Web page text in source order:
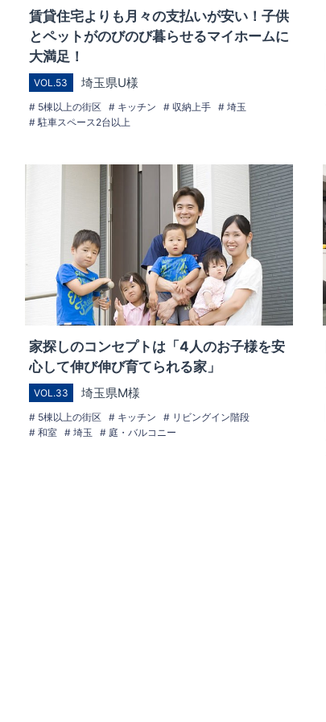
賃貸住宅よりも月々の支払いが安い！子供
とペットがのびのび暮らせるマイホームに
大満足！
VOL.53 埼玉県U様
5棟以上の街区 キッチン 収納上手
埼玉
駐車スペース2台以上
家探しのコンセプトは「4人のお子様を安
心して伸び伸び育てられる家」
VOL.33 埼玉県M様
5棟以上の街区 キッチン
リビングイン階段
和室
埼玉 庭・バルコニー